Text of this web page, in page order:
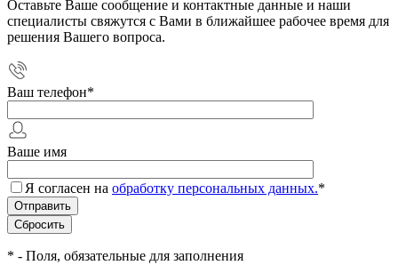
Оставьте Ваше сообщение и контактные данные и наши
специалисты свяжутся с Вами в ближайшее рабочее время для
решения Вашего вопроса.
Ваш телефон*
Ваше имя
Я согласен на обработку персональных данных.*
* - Поля, обязательные для заполнения